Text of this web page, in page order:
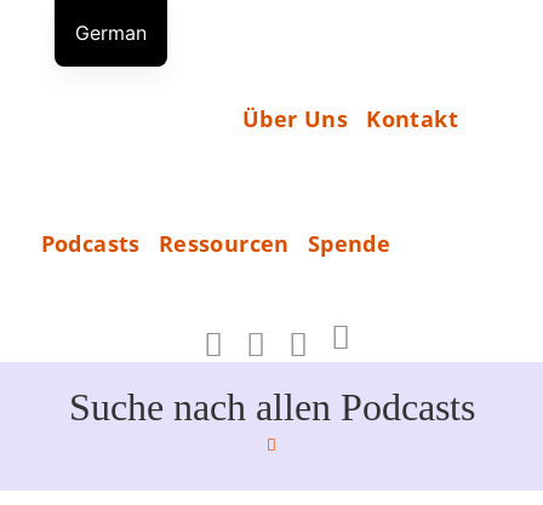
springen
Über Uns Kontakt
Podcasts Ressourcen Spende
N
Suche nach allen Podcasts
German
English